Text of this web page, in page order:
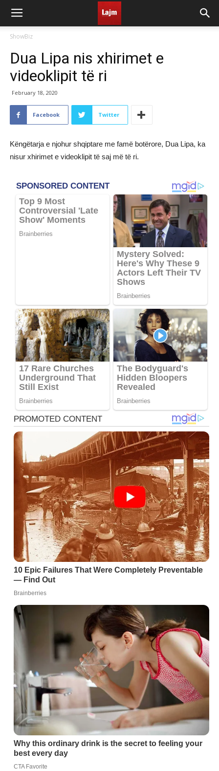
ShowBiz
Dua Lipa nis xhirimet e
videoklipit të ri
February 18, 2020
Facebook Twitter
Këngëtarja e njohur shqiptare me famë botërore, Dua Lipa, ka
nisur xhirimet e videoklipit të saj më të ri.